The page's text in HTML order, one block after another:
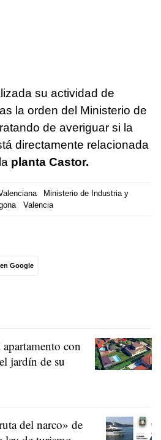
su actividad de
la orden del Ministerio de
de averiguar si la
directamente relacionada
planta Castor.
Ministerio de Industria y
Valencia
Google
con
jardín de su
del narco» de